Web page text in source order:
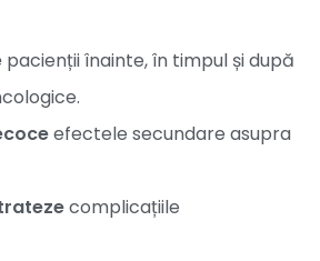
pacienții înainte, în timpul și după
efectele secundare asupra
complicațiile